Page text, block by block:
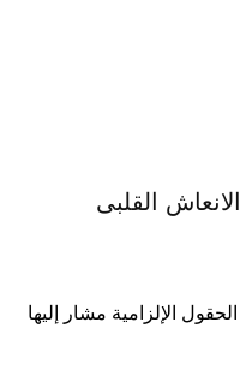
القلبى
الحقول الإلزامية مشار إليها